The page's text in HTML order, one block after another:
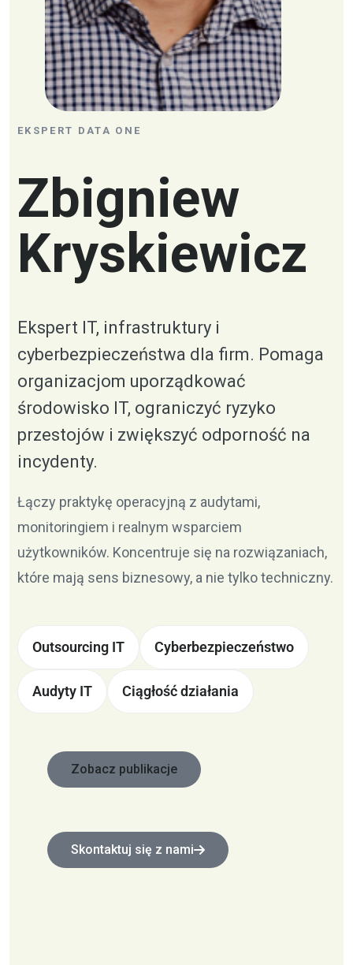
EKSPERT DATA ONE
Zbigniew
Kryskiewicz
Ekspert IT, infrastruktury i
cyberbezpieczeństwa dla firm. Pomaga
organizacjom uporządkować
środowisko IT, ograniczyć ryzyko
przestojów i zwiększyć odporność na
incydenty.
Łączy praktykę operacyjną z audytami,
monitoringiem i realnym wsparciem
użytkowników. Koncentruje się na rozwiązaniach,
które mają sens biznesowy, a nie tylko techniczny.
Outsourcing IT Cyberbezpieczeństwo
Audyty IT Ciągłość działania
Zobacz publikacje
Skontaktuj się z nami